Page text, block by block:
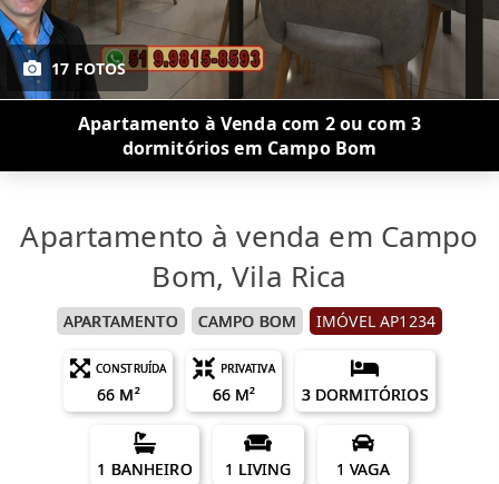
17 FOTOS
Apartamento à Venda com 2 ou com 3
dormitórios em Campo Bom
Apartamento à venda em Campo
Bom, Vila Rica
APARTAMENTO CAMPO BOM IMÓVEL AP1234
CONSTRUÍDA
66 M²
PRIVATIVA
66 M² 3 DORMITÓRIOS
1 BANHEIRO 1 LIVING 1 VAGA